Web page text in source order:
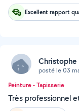
Excellent rapport
Christophe
posté le 03
Peinture - Tapisserie
Très professionnel